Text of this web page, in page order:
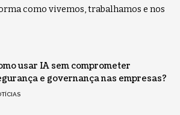
como vivemos, trabalhamos e nos
usar IA sem comprometer
e governança nas empresas?